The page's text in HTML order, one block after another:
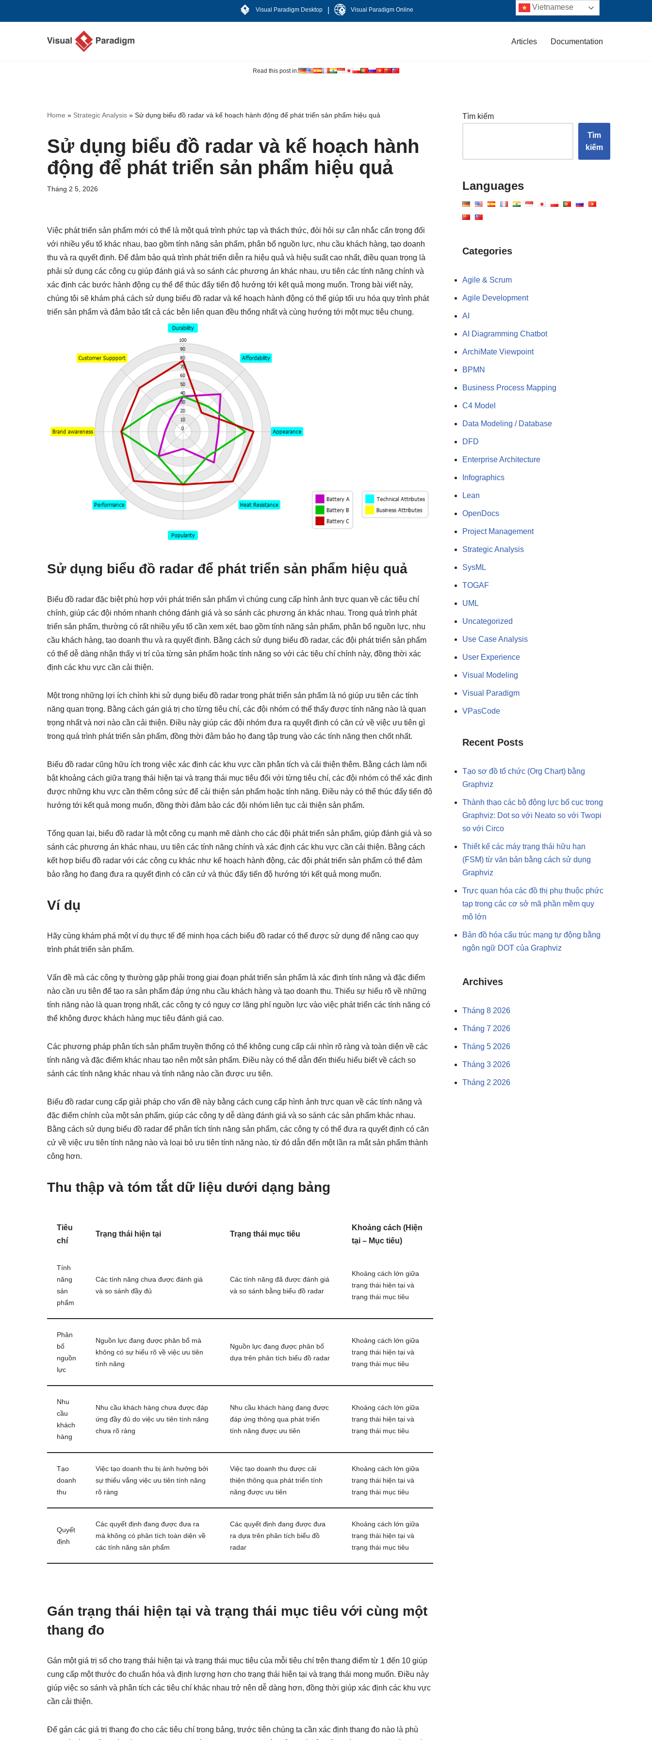
Visual Paradigm Desktop Visual Paradigm Online
Articles Documentation
Read this post in:
Home » Strategic Analysis » Sử dụng biểu đồ radar và kế hoạch hành động để phát triển sản phẩm hiệu quả
Sử dụng biểu đồ radar và kế hoạch hành
động để phát triển sản phẩm hiệu quả
Tháng 2 5, 2026
Việc phát triển sản phẩm mới có thể là một quá trình phức tạp và thách thức, đòi hỏi sự cân nhắc cẩn trọng đối
với nhiều yếu tố khác nhau, bao gồm tính năng sản phẩm, phân bổ nguồn lực, nhu cầu khách hàng, tạo doanh
thu và ra quyết định. Để đảm bảo quá trình phát triển diễn ra hiệu quả và hiệu suất cao nhất, điều quan trọng là
phải sử dụng các công cụ giúp đánh giá và so sánh các phương án khác nhau, ưu tiên các tính năng chính và
xác định các bước hành động cụ thể để thúc đẩy tiến độ hướng tới kết quả mong muốn. Trong bài viết này,
chúng tôi sẽ khám phá cách sử dụng biểu đồ radar và kế hoạch hành động có thể giúp tối ưu hóa quy trình phát
triển sản phẩm và đảm bảo tất cả các bên liên quan đều thống nhất và cùng hướng tới một mục tiêu chung.
Sử dụng biểu đồ radar để phát triển sản phẩm hiệu quả
Biểu đồ radar đặc biệt phù hợp với phát triển sản phẩm vì chúng cung cấp hình ảnh trực quan về các tiêu chí
chính, giúp các đội nhóm nhanh chóng đánh giá và so sánh các phương án khác nhau. Trong quá trình phát
triển sản phẩm, thường có rất nhiều yếu tố cần xem xét, bao gồm tính năng sản phẩm, phân bổ nguồn lực, nhu
cầu khách hàng, tạo doanh thu và ra quyết định. Bằng cách sử dụng biểu đồ radar, các đội phát triển sản phẩm
có thể dễ dàng nhận thấy vị trí của từng sản phẩm hoặc tính năng so với các tiêu chí chính này, đồng thời xác
định các khu vực cần cải thiện.
Một trong những lợi ích chính khi sử dụng biểu đồ radar trong phát triển sản phẩm là nó giúp ưu tiên các tính
năng quan trọng. Bằng cách gán giá trị cho từng tiêu chí, các đội nhóm có thể thấy được tính năng nào là quan
trọng nhất và nơi nào cần cải thiện. Điều này giúp các đội nhóm đưa ra quyết định có căn cứ về việc ưu tiên gì
trong quá trình phát triển sản phẩm, đồng thời đảm bảo họ đang tập trung vào các tính năng then chốt nhất.
Biểu đồ radar cũng hữu ích trong việc xác định các khu vực cần phân tích và cải thiện thêm. Bằng cách làm nổi
bật khoảng cách giữa trạng thái hiện tại và trạng thái mục tiêu đối với từng tiêu chí, các đội nhóm có thể xác định
được những khu vực cần thêm công sức để cải thiện sản phẩm hoặc tính năng. Điều này có thể thúc đẩy tiến độ
hướng tới kết quả mong muốn, đồng thời đảm bảo các đội nhóm liên tục cải thiện sản phẩm.
Tổng quan lại, biểu đồ radar là một công cụ mạnh mẽ dành cho các đội phát triển sản phẩm, giúp đánh giá và so
sánh các phương án khác nhau, ưu tiên các tính năng chính và xác định các khu vực cần cải thiện. Bằng cách
kết hợp biểu đồ radar với các công cụ khác như kế hoạch hành động, các đội phát triển sản phẩm có thể đảm
bảo rằng họ đang đưa ra quyết định có căn cứ và thúc đẩy tiến độ hướng tới kết quả mong muốn.
Ví dụ
Hãy cùng khám phá một ví dụ thực tế để minh họa cách biểu đồ radar có thể được sử dụng để nâng cao quy
trình phát triển sản phẩm.
Vấn đề mà các công ty thường gặp phải trong giai đoạn phát triển sản phẩm là xác định tính năng và đặc điểm
nào cần ưu tiên để tạo ra sản phẩm đáp ứng nhu cầu khách hàng và tạo doanh thu. Thiếu sự hiểu rõ về những
tính năng nào là quan trọng nhất, các công ty có nguy cơ lãng phí nguồn lực vào việc phát triển các tính năng có
thể không được khách hàng mục tiêu đánh giá cao.
Các phương pháp phân tích sản phẩm truyền thống có thể không cung cấp cái nhìn rõ ràng và toàn diện về các
tính năng và đặc điểm khác nhau tạo nên một sản phẩm. Điều này có thể dẫn đến thiếu hiểu biết về cách so
sánh các tính năng khác nhau và tính năng nào cần được ưu tiên.
Biểu đồ radar cung cấp giải pháp cho vấn đề này bằng cách cung cấp hình ảnh trực quan về các tính năng và
đặc điểm chính của một sản phẩm, giúp các công ty dễ dàng đánh giá và so sánh các sản phẩm khác nhau.
Bằng cách sử dụng biểu đồ radar để phân tích tính năng sản phẩm, các công ty có thể đưa ra quyết định có căn
cứ về việc ưu tiên tính năng nào và loại bỏ ưu tiên tính năng nào, từ đó dẫn đến một lần ra mắt sản phẩm thành
công hơn.
Thu thập và tóm tắt dữ liệu dưới dạng bảng
Tiêu
chí
Trạng thái hiện tại Trạng thái mục tiêu
Khoảng cách (Hiện
tại – Mục tiêu)
Tính
năng
sản
phẩm
Các tính năng chưa được đánh giá
và so sánh đầy đủ
Các tính năng đã được đánh giá
và so sánh bằng biểu đồ radar
Khoảng cách lớn giữa
trạng thái hiện tại và
trạng thái mục tiêu
Phân
bổ
nguồn
lực
Nguồn lực đang được phân bổ mà
không có sự hiểu rõ về việc ưu tiên
tính năng
Nguồn lực đang được phân bổ
dựa trên phân tích biểu đồ radar
Khoảng cách lớn giữa
trạng thái hiện tại và
trạng thái mục tiêu
Nhu
cầu
khách
hàng
Nhu cầu khách hàng chưa được đáp
ứng đầy đủ do việc ưu tiên tính năng
chưa rõ ràng
Nhu cầu khách hàng đang được
đáp ứng thông qua phát triển
tính năng được ưu tiên
Khoảng cách lớn giữa
trạng thái hiện tại và
trạng thái mục tiêu
Tạo
doanh
thu
Việc tạo doanh thu bị ảnh hưởng bởi
sự thiếu vắng việc ưu tiên tính năng
rõ ràng
Việc tạo doanh thu được cải
thiện thông qua phát triển tính
năng được ưu tiên
Khoảng cách lớn giữa
trạng thái hiện tại và
trạng thái mục tiêu
Quyết
định
Các quyết định đang được đưa ra
mà không có phân tích toàn diện về
các tính năng sản phẩm
Các quyết định đang được đưa
ra dựa trên phân tích biểu đồ
radar
Khoảng cách lớn giữa
trạng thái hiện tại và
trạng thái mục tiêu
Gán trạng thái hiện tại và trạng thái mục tiêu với cùng một
thang đo
Gán một giá trị số cho trạng thái hiện tại và trạng thái mục tiêu của mỗi tiêu chí trên thang điểm từ 1 đến 10 giúp
cung cấp một thước đo chuẩn hóa và định lượng hơn cho trạng thái hiện tại và trạng thái mong muốn. Điều này
giúp việc so sánh và phân tích các tiêu chí khác nhau trở nên dễ dàng hơn, đồng thời giúp xác định các khu vực
cần cải thiện.
Để gán các giá trị thang đo cho các tiêu chí trong bảng, trước tiên chúng ta cần xác định thang đo nào là phù
Tìm kiếm
Tìm
kiếm
Languages
Categories
Agile & Scrum
Agile Development
AI
AI Diagramming Chatbot
ArchiMate Viewpoint
BPMN
Business Process Mapping
C4 Model
Data Modeling / Database
DFD
Enterprise Architecture
Infographics
Lean
OpenDocs
Project Management
Strategic Analysis
SysML
TOGAF
UML
Uncategorized
Use Case Analysis
User Experience
Visual Modeling
Visual Paradigm
VPasCode
Recent Posts
Tạo sơ đồ tổ chức (Org Chart) bằng
Graphviz
Thành thạo các bộ động lực bố cục trong
Graphviz: Dot so với Neato so với Twopi
so với Circo
Thiết kế các máy trạng thái hữu hạn
(FSM) từ văn bản bằng cách sử dụng
Graphviz
Trực quan hóa các đồ thị phụ thuộc phức
tạp trong các cơ sở mã phần mềm quy
mô lớn
Bản đồ hóa cấu trúc mạng tự động bằng
ngôn ngữ DOT của Graphviz
Archives
Tháng 8 2026
Tháng 7 2026
Tháng 5 2026
Tháng 3 2026
Tháng 2 2026
Vietnamese